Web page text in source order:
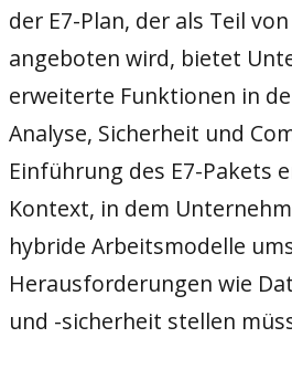
der E7-Plan, der als Teil
angeboten wird, bietet
erweiterte Funktionen in
Analyse, Sicherheit und
Einführung des E7-Pakets
Kontext, in dem
hybride Arbeitsmodelle
Herausforderungen wie
und -sicherheit stellen